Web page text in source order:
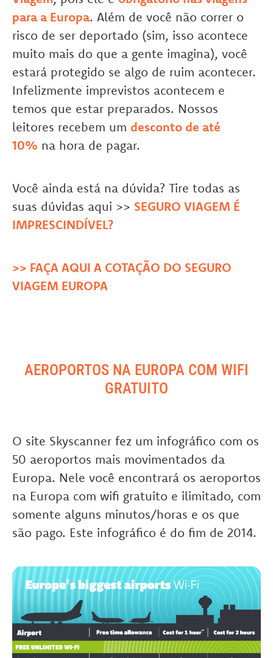
para a Europa. Além de você não correr o
risco de ser deportado (sim, isso acontece
muito mais do que a gente imagina), você
estará protegido se algo de ruim acontecer.
Infelizmente imprevistos acontecem e
temos que estar preparados. Nossos
leitores recebem um desconto de até
10% na hora de pagar.
Você ainda está na dúvida? Tire todas as
suas dúvidas aqui >> SEGURO VIAGEM É
IMPRESCINDÍVEL?
>> FAÇA AQUI A COTAÇÃO DO SEGURO
VIAGEM EUROPA
AEROPORTOS NA EUROPA COM WIFI
GRATUITO
O site Skyscanner fez um infográfico com os
50 aeroportos mais movimentados da
Europa. Nele você encontrará os aeroportos
na Europa com wifi gratuito e ilimitado, com
somente alguns minutos/horas e os que
são pago. Este infográfico é do fim de 2014.